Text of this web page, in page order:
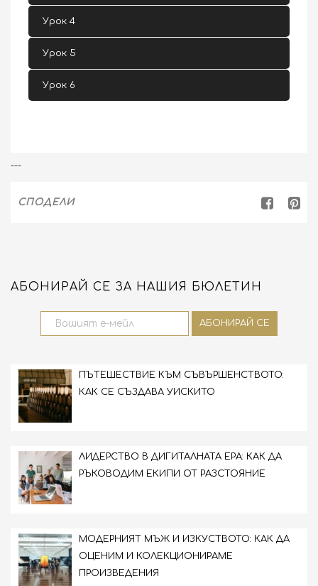
Урок 4
Урок 5
Урок 6
---
СПОДЕЛИ
АБОНИРАЙ СЕ ЗА НАШИЯ БЮЛЕТИН
ПЪТЕШЕСТВИЕ КЪМ СЪВЪРШЕНСТВОТО:
КАК СЕ СЪЗДАВА УИСКИТО
ЛИДЕРСТВО В ДИГИТАЛНАТА ЕРА: КАК ДА
РЪКОВОДИМ ЕКИПИ ОТ РАЗСТОЯНИЕ
МОДЕРНИЯТ МЪЖ И ИЗКУСТВОТО: КАК ДА
ОЦЕНИМ И КОЛЕКЦИОНИРАМЕ
ПРОИЗВЕДЕНИЯ